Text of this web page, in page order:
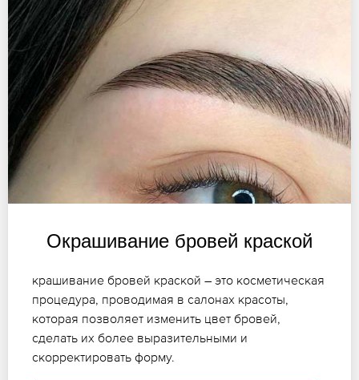
Окрашивание бровей краской
крашивание бровей краской – это косметическая
процедура, проводимая в салонах красоты,
которая позволяет изменить цвет бровей,
сделать их более выразительными и
скорректировать форму.